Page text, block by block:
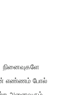
ஒப்பற்ற நூலாம்,
காக்க
வளத்தைக்
பரிவுடன்
எண்ணம் போல்